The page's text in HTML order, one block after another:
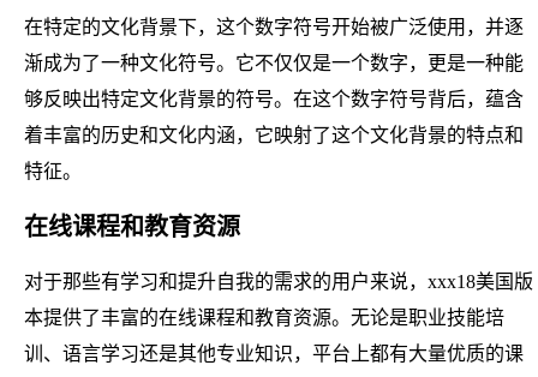
在特定的文化背景下，这个数字符号开始被广泛使用，并逐
渐成为了一种文化符号。它不仅仅是一个数字，更是一种能
够反映出特定文化背景的符号。在这个数字符号背后，蕴含
着丰富的历史和文化内涵，它映射了这个文化背景的特点和
特征。
在线课程和教育资源
对于那些有学习和提升自我的需求的用户来说，xxx18美国版
本提供了丰富的在线课程和教育资源。无论是职业技能培
训、语言学习还是其他专业知识，平台上都有大量优质的课